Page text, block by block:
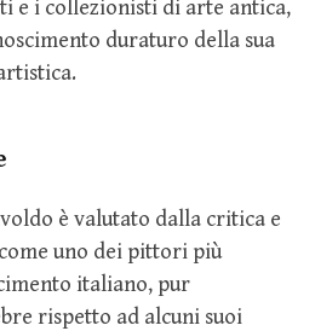
e i collezionisti di arte antica,
duraturo della sua
è valutato dalla critica e
uno dei pittori più
italiano, pur
rispetto ad alcuni suoi